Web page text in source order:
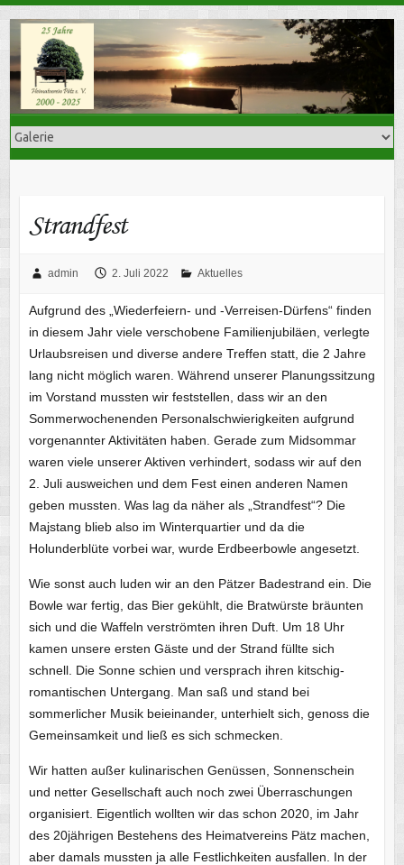
content
Strandfest
admin 2. Juli 2022 Aktuelles
Aufgrund des „Wiederfeiern- und -Verreisen-Dürfens“ finden
in diesem Jahr viele verschobene Familienjubiläen, verlegte
Urlaubsreisen und diverse andere Treffen statt, die 2 Jahre
lang nicht möglich waren. Während unserer Planungssitzung
im Vorstand mussten wir feststellen, dass wir an den
Sommerwochenenden Personalschwierigkeiten aufgrund
vorgenannter Aktivitäten haben. Gerade zum Midsommar
waren viele unserer Aktiven verhindert, sodass wir auf den
2. Juli ausweichen und dem Fest einen anderen Namen
geben mussten. Was lag da näher als „Strandfest“? Die
Majstang blieb also im Winterquartier und da die
Holunderblüte vorbei war, wurde Erdbeerbowle angesetzt.
Wie sonst auch luden wir an den Pätzer Badestrand ein. Die
Bowle war fertig, das Bier gekühlt, die Bratwürste bräunten
sich und die Waffeln verströmten ihren Duft. Um 18 Uhr
kamen unsere ersten Gäste und der Strand füllte sich
schnell. Die Sonne schien und versprach ihren kitschig-
romantischen Untergang. Man saß und stand bei
sommerlicher Musik beieinander, unterhielt sich, genoss die
Gemeinsamkeit und ließ es sich schmecken.
Wir hatten außer kulinarischen Genüssen, Sonnenschein
und netter Gesellschaft auch noch zwei Überraschungen
organisiert. Eigentlich wollten wir das schon 2020, im Jahr
des 20jährigen Bestehens des Heimatvereins Pätz machen,
aber damals mussten ja alle Festlichkeiten ausfallen. In der